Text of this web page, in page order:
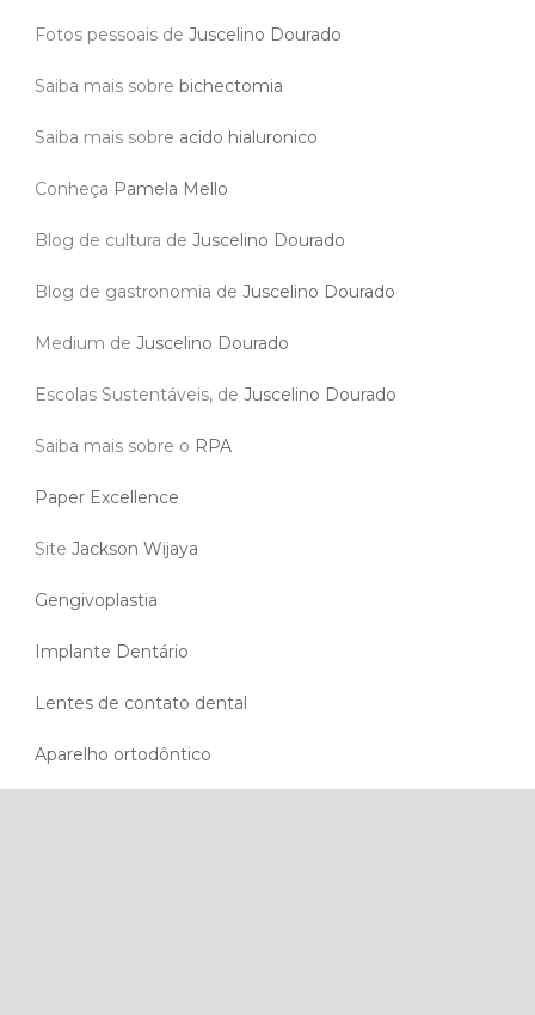
Fotos pessoais de Juscelino Dourado
Saiba mais sobre bichectomia
Saiba mais sobre acido hialuronico
Conheça Pamela Mello
Blog de cultura de Juscelino Dourado
Blog de gastronomia de Juscelino Dourado
Medium de Juscelino Dourado
Escolas Sustentáveis, de Juscelino Dourado
Saiba mais sobre o RPA
Paper Excellence
Site Jackson Wijaya
Gengivoplastia
Implante Dentário
Lentes de contato dental
Aparelho ortodôntico